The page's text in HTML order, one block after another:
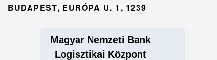
BUDAPEST, EURÓPA U. 1, 1239
Magyar Nemzeti Bank
Logisztikai Központ